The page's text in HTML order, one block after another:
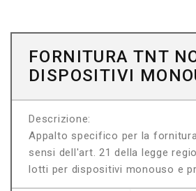
FORNITURA TNT
DISPOSITIVI
Descrizione:
Appalto specifico per la
sensi dell'art. 21 della legge
lotti per dispositivi monouso e